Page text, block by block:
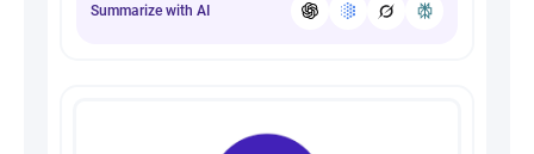
Summarize with AI